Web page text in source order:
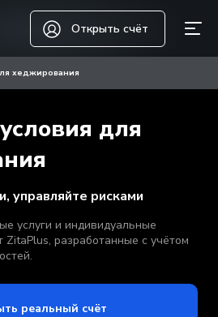
Открыть счёт
хеджирования
для
управляйте рисками
услуги и индивидуальные
ZitaPlus, разработанные с учётом
реальный счёт